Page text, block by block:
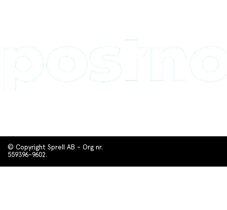
© Copyright Sprell AB - Org nr.
559396-9602.